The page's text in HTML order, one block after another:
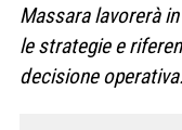
Massara lavorerà
le strategie e
decisione